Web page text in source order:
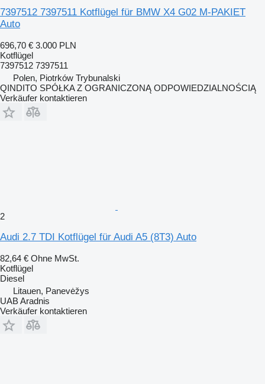
7397512 7397511 Kotflügel für BMW X4 G02 M-PAKIET
Auto
696,70 € 3.000 PLN
Kotflügel
7397512 7397511
Polen, Piotrków Trybunalski
QINDITO SPÓŁKA Z OGRANICZONĄ ODPOWIEDZIALNOŚCIĄ
Verkäufer kontaktieren
2
Audi 2.7 TDI Kotflügel für Audi A5 (8T3) Auto
82,64 € Ohne MwSt.
Kotflügel
Diesel
Litauen, Panevėžys
UAB Aradnis
Verkäufer kontaktieren